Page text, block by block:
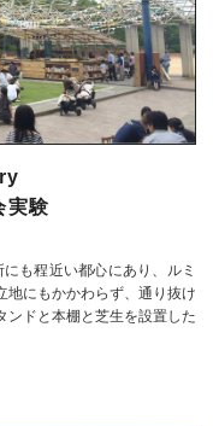
実験
も程近い都心にあり、ルミ
地にもかかわらず、通り抜け
ンドと本棚と芝生を設置した